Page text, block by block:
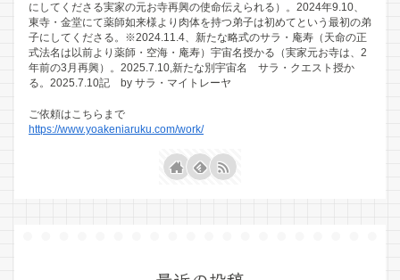
にしてくださる実家の元お寺再興の使命伝えられる）。2024年9.10、
東寺・金堂にて薬師如来様より肉体を持つ弟子は初めてという最初の弟
子にしてくださる。※2024.11.4、新たな略式のサラ・庵寿（天命の正
式法名は以前より薬師・空海・庵寿）宇宙名授かる（実家元お寺は、2
年前の3月再興）。2025.7.10,新たな別宇宙名 サラ・クエスト授か
る。2025.7.10記 by サラ・マイトレーヤ
ご依頼はこちらまで
https://www.yoakeniaruku.com/work/